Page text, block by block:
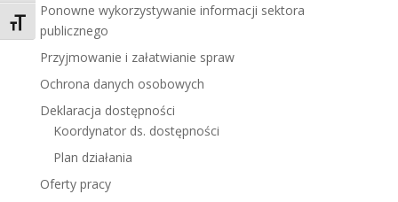
Toggle Font size
Ponowne wykorzystywanie informacji sektora
publicznego
Przyjmowanie i załatwianie spraw
Ochrona danych osobowych
Deklaracja dostępności
Koordynator ds. dostępności
Plan działania
Oferty pracy